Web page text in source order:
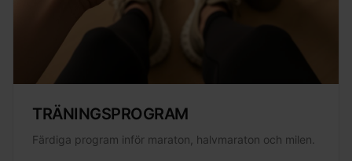
TRÄNINGSPROGRAM
Färdiga program inför maraton, halvmaraton och milen.